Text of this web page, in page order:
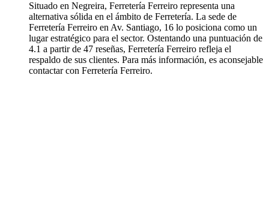
Situado en Negreira, Ferretería Ferreiro representa una
alternativa sólida en el ámbito de Ferretería. La sede de
Ferretería Ferreiro en Av. Santiago, 16 lo posiciona como un
lugar estratégico para el sector. Ostentando una puntuación de
4.1 a partir de 47 reseñas, Ferretería Ferreiro refleja el
respaldo de sus clientes. Para más información, es aconsejable
contactar con Ferretería Ferreiro.